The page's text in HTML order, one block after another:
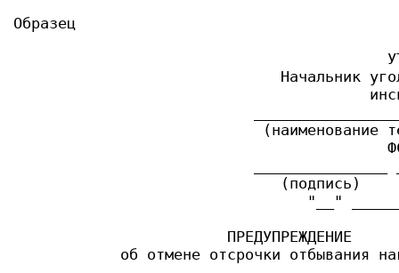
Образец
Начальник
(наименование
(подпись)
"__"
                        ПРЕДУПРЕЖДЕНИЕ
об отмене отсрочки отбывания